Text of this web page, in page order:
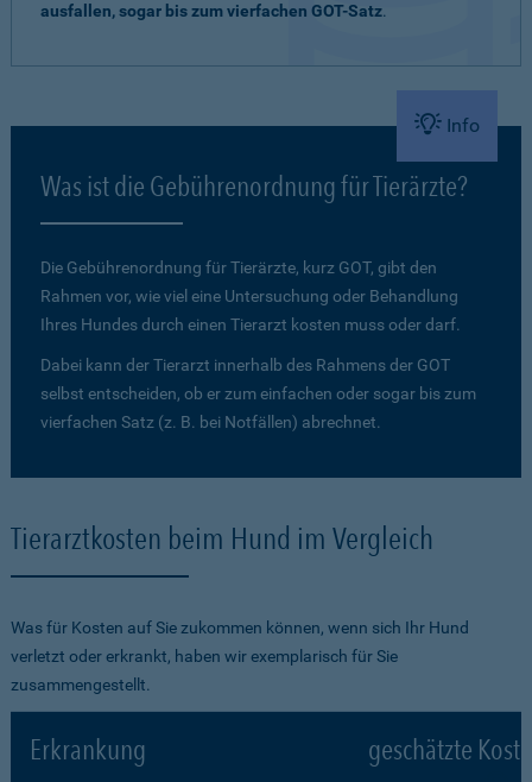
ausfallen, sogar bis zum vierfachen GOT-Satz.
Info
Was ist die Gebührenordnung für Tierärzte?
Die Gebührenordnung für Tierärzte, kurz GOT, gibt den
Rahmen vor, wie viel eine Untersuchung oder Behandlung
Ihres Hundes durch einen Tierarzt kosten muss oder darf.
Dabei kann der Tierarzt innerhalb des Rahmens der GOT
selbst entscheiden, ob er zum einfachen oder sogar bis zum
vierfachen Satz (z. B. bei Notfällen) abrechnet.
Tierarztkosten beim Hund im Vergleich
Was für Kosten auf Sie zukommen können, wenn sich Ihr Hund
verletzt oder erkrankt, haben wir exemplarisch für Sie
zusammengestellt.
Erkrankung geschätzte